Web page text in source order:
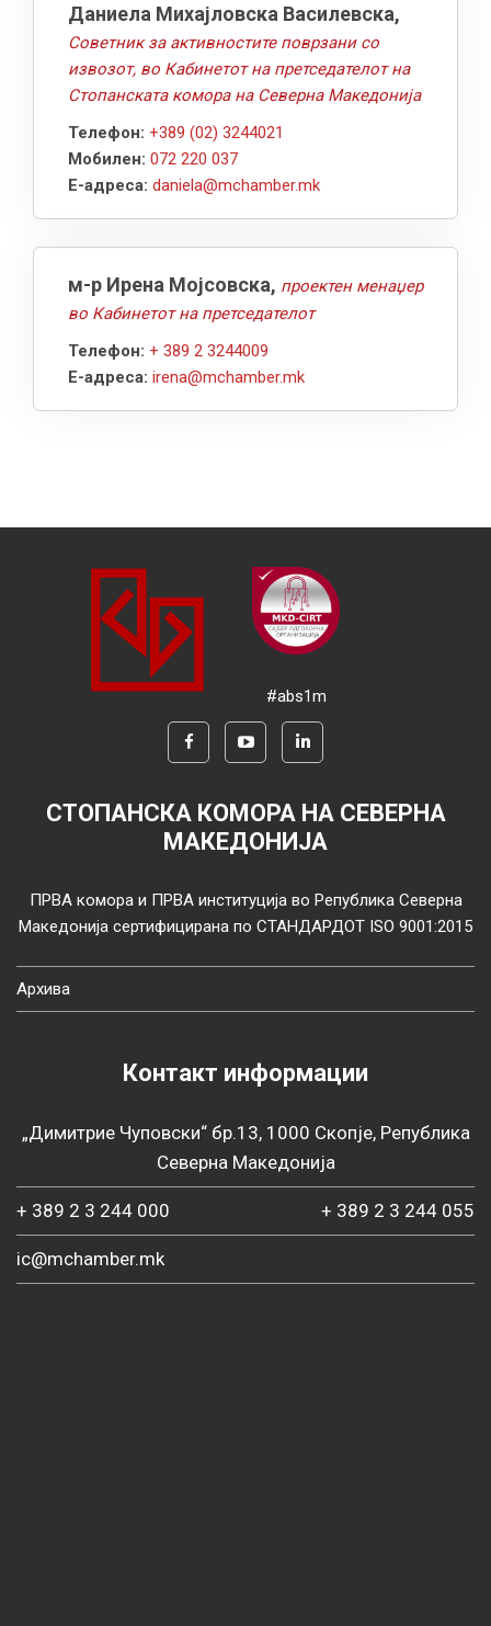
Даниела Михајловска Василевска,
Советник за активностите поврзани со
извозот, во Кабинетот на претседателот на
Стопанската комора на Северна Македонија
Телефон: +389 (02) 3244021
Мобилен: 072 220 037
Е-адреса: daniela@mchamber.mk
м-р Ирена Мојсовска, проектен менаџер
во Кабинетот на претседателот
Телефон: + 389 2 3244009
Е-адреса: irena@mchamber.mk
#abs1m
СТОПАНСКА КОМОРА НА СЕВЕРНА
МАКЕДОНИЈА
ПРВА комора и ПРВА институција во Република Северна
Македонија сертифицирана по СТАНДАРДОТ ISO 9001:2015
Архива
Контакт информации
„Димитрие Чуповски“ бр.13, 1000 Скопје, Република
Северна Македонија
+ 389 2 3 244 000 + 389 2 3 244 055
ic@mchamber.mk